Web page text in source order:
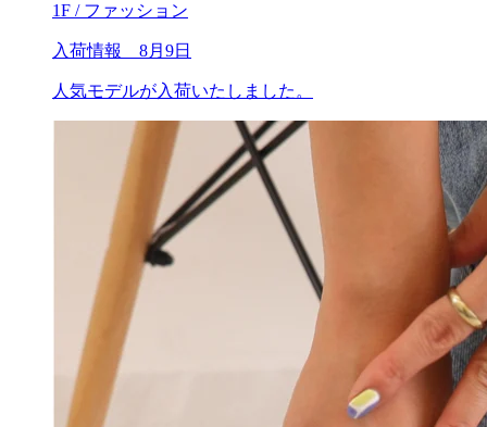
1F / ファッション
入荷情報 8月9日
人気モデルが入荷いたしました。